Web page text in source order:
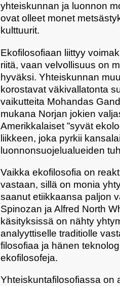
yhteiskunnan ja luonnon
ovat olleet monet
kulttuurit.
Ekofilosofiaan liittyy
riitä, vaan velvollisuus on
hyväksi. Yhteiskunnan
korostavat väkivallatonta
vaikutteita Mohandas
mukana Norjan jokien
Amerikkalaiset ”syvät
liikkeen, joka pyrkii
luonnonsuojelualueiden
Vaikka ekofilosofia on
vastaan, sillä on monia
saanut etiikkaansa paljon
Spinozan ja Alfred North
käsityksissä on nähty
analyyttiselle traditiolle
filosofiaa ja hänen
ekofilosofeja.
Yhteiskuntafilosofiassa on